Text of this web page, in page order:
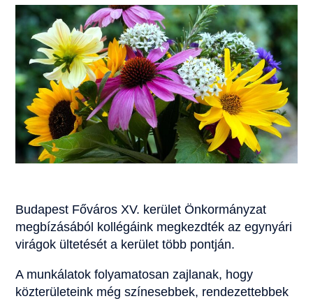
Budapest Főváros XV. kerület Önkormányzat
megbízásából kollégáink megkezdték az egynyári
virágok ültetését a kerület több pontján.
A munkálatok folyamatosan zajlanak, hogy
közterületeink még színesebbek, rendezettebbek